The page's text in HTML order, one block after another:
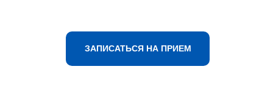
ЗАПИСАТЬСЯ НА ПРИЕМ